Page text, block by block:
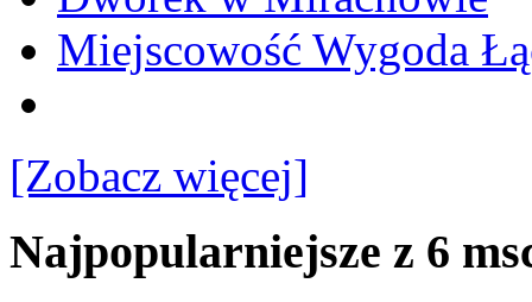
Miejscowość Wygoda
[Zobacz więcej]
Najpopularniejsze z 6